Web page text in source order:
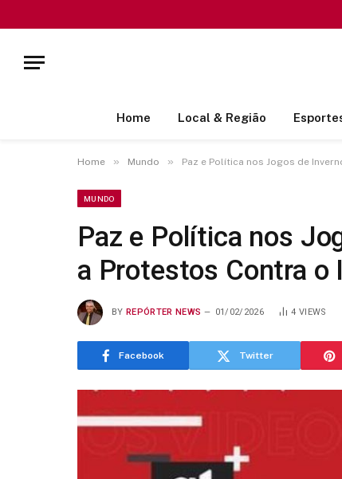
Home Local & Região
Home » Mundo » Paz e Política nos Jogos de
MUNDO
Paz e Política nos
a Protestos Contra o
BY REPÓRTER NEWS 01/02/2026 4 VIEWS
Facebook Twitter